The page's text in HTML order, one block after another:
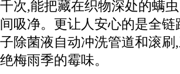
千次,能把藏在织物深处的螨
间吸净。更让人安心的是全
子除菌液自动冲洗管道和滚
绝梅雨季的霉味。